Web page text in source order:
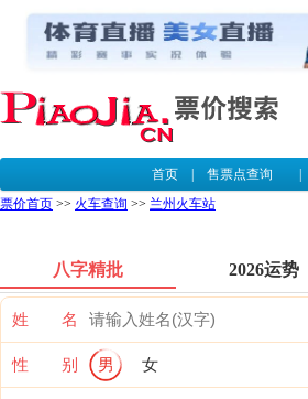
首页| 售票点查询 |
票价首页 >> 火车查询 >> 兰州火车站
八字精批 2026运势
姓 名
性 别 男 女